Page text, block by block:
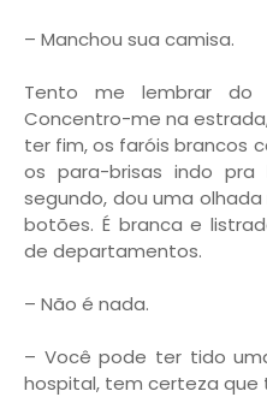
– Manchou sua camisa.
Tento me lembrar do
Concentro-me na
ter fim, os faróis brancos
os para-brisas indo
segundo, dou uma
botões. É branca e
de departamentos.
– Não é nada.
– Você pode ter tido
hospital, tem certeza que